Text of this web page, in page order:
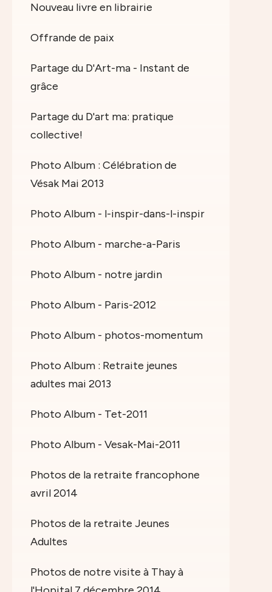
Nouveau livre en librairie
Offrande de paix
Partage du D'Art-ma - Instant de
grâce
Partage du D'art ma: pratique
collective!
Photo Album : Célébration de
Vésak Mai 2013
Photo Album - l-inspir-dans-l-inspir
Photo Album - marche-a-Paris
Photo Album - notre jardin
Photo Album - Paris-2012
Photo Album - photos-momentum
Photo Album : Retraite jeunes
adultes mai 2013
Photo Album - Tet-2011
Photo Album - Vesak-Mai-2011
Photos de la retraite francophone
avril 2014
Photos de la retraite Jeunes
Adultes
Photos de notre visite à Thay à